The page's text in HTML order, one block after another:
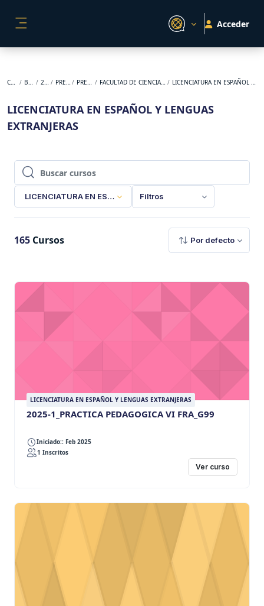
Acceder
Cursos BACKUP 2025-1 PREGRADO PRESENCIAL FACULTAD DE CIENCIAS DE LA EDUCACIÓN LICENCIATURA EN ESPAÑOL Y LENGUAS EXTRANJERAS
LICENCIATURA EN ESPAÑOL Y LENGUAS
EXTRANJERAS
Buscar cursos
Buscar cursos
LICENCIATURA EN ESPAÑOL Y LENGUAS EXTRANJERAS
Filtros
165 Cursos Por defecto
LICENCIATURA EN ESPAÑOL Y LENGUAS EXTRANJERAS
2025-1_PRACTICA PEDAGOGICA VI FRA_G99
Iniciado:: Feb 2025
1 Inscritos
Ver curso